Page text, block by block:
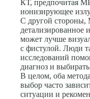
КТ, предпочитая
ионизирующее
С другой стороны,
детализированное
может лучше
с фистулой. Люди
исследований
диагноз и
В целом, оба
выбор часто
ситуации и